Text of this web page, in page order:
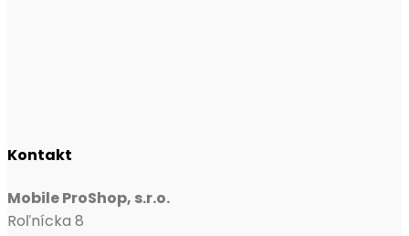
Kontakt
Mobile ProShop, s.r.o.
Roľnícka 8